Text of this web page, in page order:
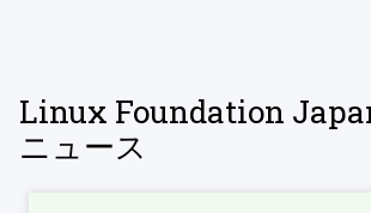
Linux Foundation
ニュース